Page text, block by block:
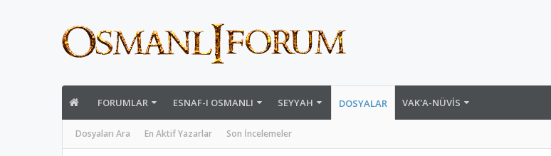
FORUMLAR ESNAF-I OSMANLI SEYYAH DOSYALAR
Dosyaları Ara En Aktif Yazarlar Son İncelemeler
VAK'A-NÜVIS